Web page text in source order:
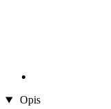
Opis